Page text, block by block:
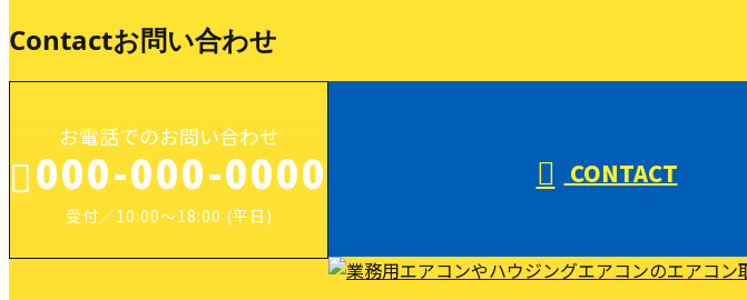
Contactお問い合わせ
お電話でのお問い合わせ
000-000-0000
受付／10:00～18:00 (平日)
CONTACT